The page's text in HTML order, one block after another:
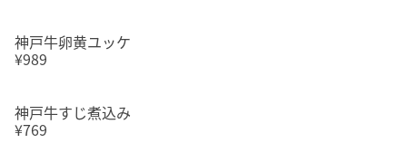
神戸牛卵黄ユッケ
¥989
神戸牛すじ煮込み
¥769